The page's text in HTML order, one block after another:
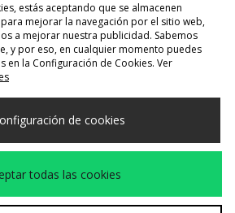
Selecciona País
las siguientes formas de pago
estás aceptando que se almacenen
mejorar la navegación por el sitio web,
a mejorar nuestra publicidad. Sabemos
y por eso, en cualquier momento puedes
en la Configuración de Cookies. Ver
de cookies
todas las cookies